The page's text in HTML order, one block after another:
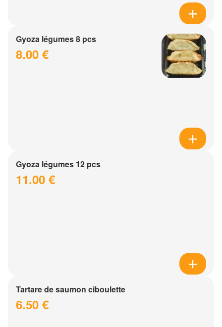
Gyoza légumes 8 pcs
8.00 €
Gyoza légumes 12 pcs
11.00 €
Tartare de saumon ciboulette
6.50 €